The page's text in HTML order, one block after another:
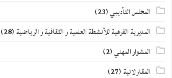
المجلس التأديبي(23)
المديرية الفرعية للأنشطة العلمية و الثقافية و الرياضية (28)
المشوار المهني(2)
المقاولاتية (27)